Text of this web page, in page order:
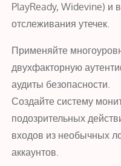
PlayReady, Widevine) и
отслеживания утечек.
Применяйте
двухфакторную
аудиты безопасности.
Создайте систему
подозрительных
входов из необычных
аккаунтов.